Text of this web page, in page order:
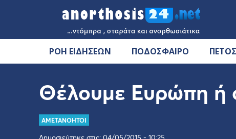
ΡΟΗ ΕΙΔΗΣΕΩΝ ΠΟΔΟΣΦΑΙΡΟ
Θέλουμε Ευρώπη ή
AMETANOHTOI